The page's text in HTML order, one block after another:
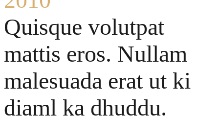
Quisque volutpat
mattis eros. Nullam
malesuada erat ut ki
diaml ka dhuddu.